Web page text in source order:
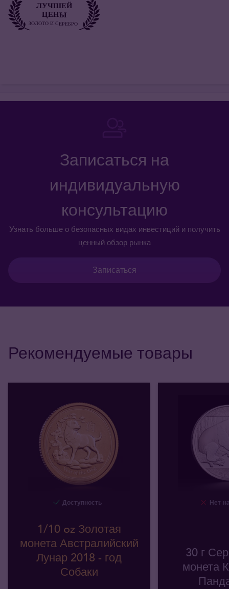
Записаться на
индивидуальную
консультацию
Узнать больше о безопасных видах инвестиций и получить
ценный обзор рынка
Записаться
Рекомендуемые товары
Доступность
1/10 oz Золотая
монета Австралийский
Лунар 2018 - год
Собаки
Нет
30 г
монета